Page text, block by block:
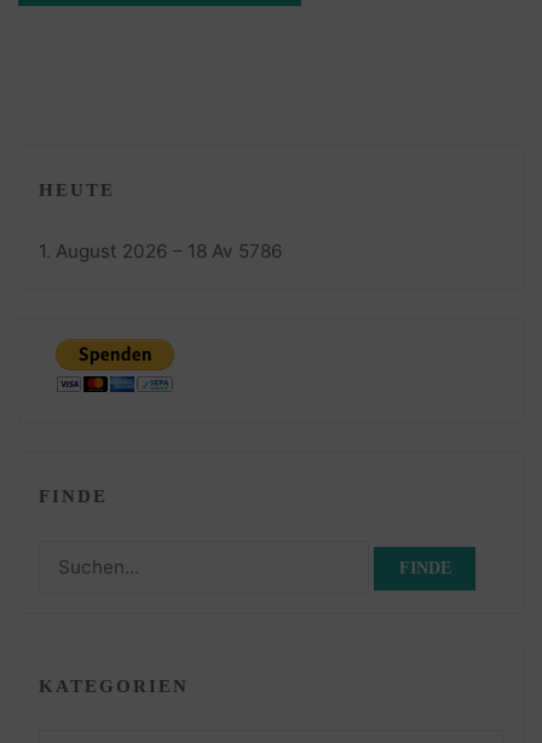
HEUTE
1. August 2026 – 18 Av 5786
FINDE
Suchen
KATEGORIEN